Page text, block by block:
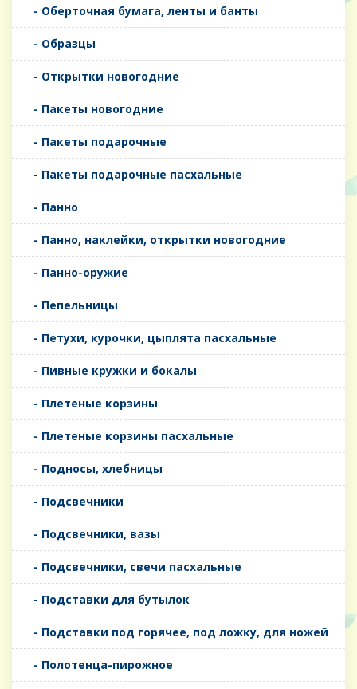
- Оберточная бумага, ленты и банты
- Образцы
- Открытки новогодние
- Пакеты новогодние
- Пакеты подарочные
- Пакеты подарочные пасхальные
- Панно
- Панно, наклейки, открытки новогодние
- Панно-оружие
- Пепельницы
- Петухи, курочки, цыплята пасхальные
- Пивные кружки и бокалы
- Плетеные корзины
- Плетеные корзины пасхальные
- Подносы, хлебницы
- Подсвечники
- Подсвечники, вазы
- Подсвечники, свечи пасхальные
- Подставки для бутылок
- Подставки под горячее, под ложку, для ножей
- Полотенца-пирожное